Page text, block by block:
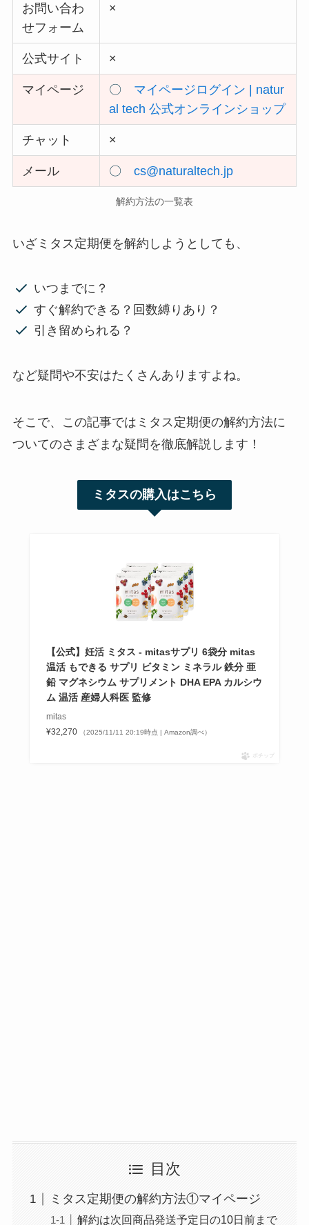
お問い合わ
せフォーム
×
公式サイト ×
マイページ 〇
マイページログイン | natur
al tech 公式オンラインショップ
チャット ×
メール 〇 cs@naturaltech.jp
解約方法の一覧表
いざミタス定期便を解約しようとしても、
いつまでに？
すぐ解約できる？回数縛りあり？
引き留められる？
など疑問や不安はたくさんありますよね。
そこで、この記事ではミタス定期便の解約方法に
ついてのさまざまな疑問を徹底解説します！
ミタスの購入はこちら
【公式】妊活 ミタス - mitasサプリ 6袋分 mitas
温活 もできる サプリ ビタミン ミネラル 鉄分 亜
鉛 マグネシウム サプリメント DHA EPA カルシウ
ム 温活 産婦人科医 監修
mitas
¥32,270
（2025/11/11 20:19時点 | Amazon調べ）
ポチップ
目次
ミタス定期便の解約方法①マイページ
解約は次回商品発送予定日の10日前まで